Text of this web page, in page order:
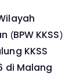
KKSS)
KKSS
di Malang